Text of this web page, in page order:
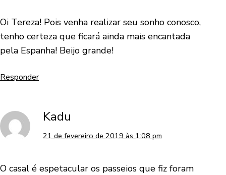
Oi Tereza! Pois venha realizar seu sonho conosco,
tenho certeza que ficará ainda mais encantada
pela Espanha! Beijo grande!
Responder
Kadu
21 de fevereiro de 2019 às 1:08 pm
O casal é espetacular os passeios que fiz foram